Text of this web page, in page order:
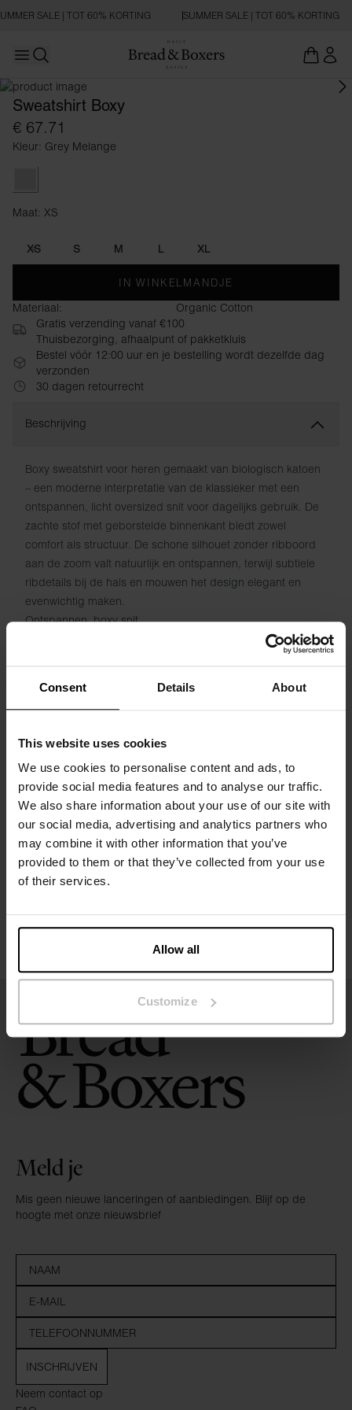
Consent Details About
This website uses cookies
We use cookies to personalise content and ads, to
provide social media features and to analyse our traffic.
We also share information about your use of our site with
our social media, advertising and analytics partners who
may combine it with other information that you’ve
provided to them or that they’ve collected from your use
of their services.
Allow all
Customize
SALE | TOT 60% KORTING SUMMER SALE | TOT 60% KORTING
Open main menu
Sweatshirt Boxy
€ 67.71
Kleur: Grey Melange
Maat: XS
XS S M L XL
IN WINKELMANDJE
Materiaal:
Organic Cotton
Gratis verzending vanaf €100
Thuisbezorging, afhaalpunt of pakketkluis
Bestel vóór 12:00 uur en je bestelling wordt dezelfde dag
verzonden
30 dagen retourrecht
Beschrijving
Boxy sweatshirt voor heren gemaakt van biologisch katoen
– een moderne interpretatie van de klassieker met een
ontspannen, licht oversized snit voor dagelijks gebruik. De
zachte stof met geborstelde binnenkant biedt zowel
comfort als structuur. De schone silhouet zonder ribboord
aan de zoom valt natuurlijk en ontspannen, terwijl subtiele
ribdetails bij de hals en mouwen het design elegant en
evenwichtig maken.
Ontspannen, boxy snit
Geribbelde manchetten
Gemaakt van biologisch katoen
Materiaal: 94 % biologisch katoen, 6 % elastaan – 190 GSM
Specificatie
Maatgids
Wasvoorschriften
Beoordelingen
Neem contact op
Meld je
Mis geen nieuwe lanceringen of aanbiedingen. Blijf op de
hoogte met onze nieuwsbrief
INSCHRIJVEN